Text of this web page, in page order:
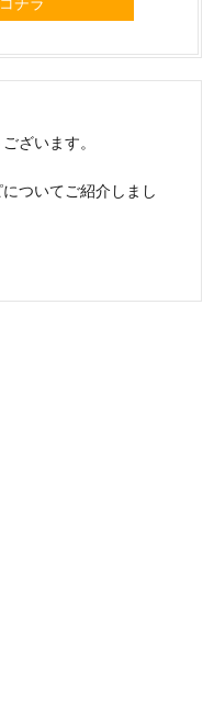
ざいます。
ついてご紹介しまし